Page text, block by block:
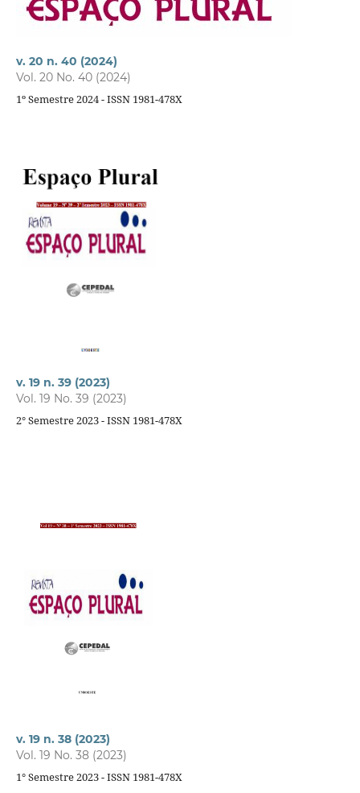
v. 20 n. 40 (2024)
Vol. 20 No. 40 (2024)
1º Semestre 2024 - ISSN 1981-478X
v. 19 n. 39 (2023)
Vol. 19 No. 39 (2023)
2° Semestre 2023 - ISSN 1981-478X
v. 19 n. 38 (2023)
Vol. 19 No. 38 (2023)
1° Semestre 2023 - ISSN 1981-478X